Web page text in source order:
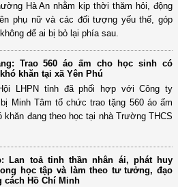
Hà An nhằm kịp thời thăm hỏi, động
phụ nữ và các đối tượng yếu thế, góp
để ai bị bỏ lại phía sau.
Trao 560 áo ấm cho học sinh có
khăn tại xã Yên Phú
LHPN tỉnh đã phối hợp với Công ty
Minh Tâm tổ chức trao tặng 560 áo ấm
khăn đang theo học tại nhà Trường THCS
Lan toả tinh thần nhân ái, phát huy
học tập và làm theo tư tưởng, đạo
cách Hồ Chí Minh